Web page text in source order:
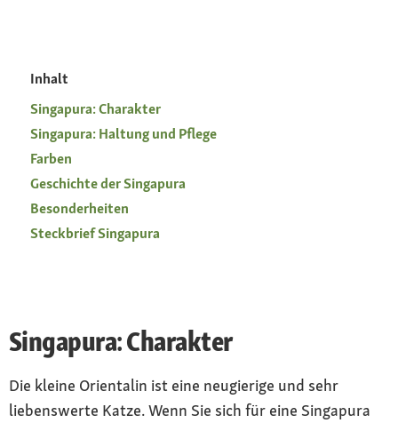
Inhalt
Singapura: Charakter
Singapura: Haltung und Pflege
Farben
Geschichte der Singapura
Besonderheiten
Steckbrief Singapura
Singapura: Charakter
Die kleine Orientalin ist eine neugierige und sehr
liebenswerte Katze. Wenn Sie sich für eine Singapura